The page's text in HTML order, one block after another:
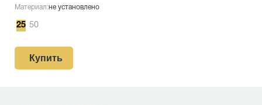
Материал:не установлено
25 50
Купить